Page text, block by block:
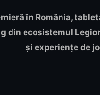
în România,
din ecosistemul
și experiențe de